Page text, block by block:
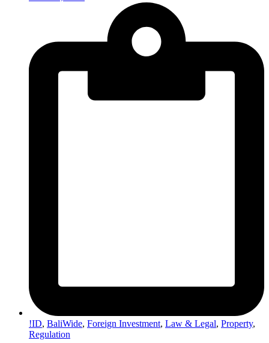
!ID, BaliWide, Foreign Investment, Law & Legal, Property,
Regulation